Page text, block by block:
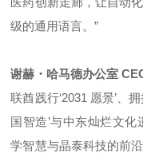
级的通用语言。”
谢赫・哈马德办公室
联酋践行‘2031 愿景’、
国智造’与中东灿烂文
学智慧与晶泰科技的前